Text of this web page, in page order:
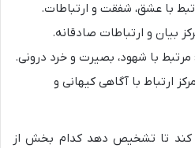
با عشق، شفقت و ارتباطات.
بیان و ارتباطات صادقانه.
مرتبط با شهود، بصیرت و خرد درونی.
مرکز ارتباط با آگاهی کیهانی و
کند تا تشخیص دهد کدام بخش از